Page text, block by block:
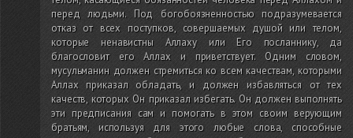
перед людьми. Под богобоязненностью подразумевается
отказ от всех поступков, совершаемых душой или телом,
которые ненавистны Аллаху или Его посланнику, да
благословит его Аллах и приветствует. Одним словом,
мусульманин должен стремиться ко всем качествам, которыми
Аллах приказал обладать, и должен избавляться от тех
качеств, которых Он приказал избегать. Он должен выполнять
эти предписания сам и помогать в этом своим верующим
братьям, используя для этого любые слова, способные